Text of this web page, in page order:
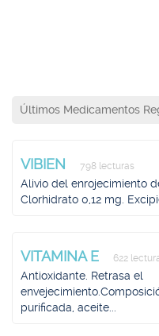
Últimos Medicamentos
VIBIEN 798 lecturas
Alivio del enrojecimiento
Clorhidrato 0,12 mg.
VITAMINA E 622
Antioxidante. Retrasa el
purificada, aceite...